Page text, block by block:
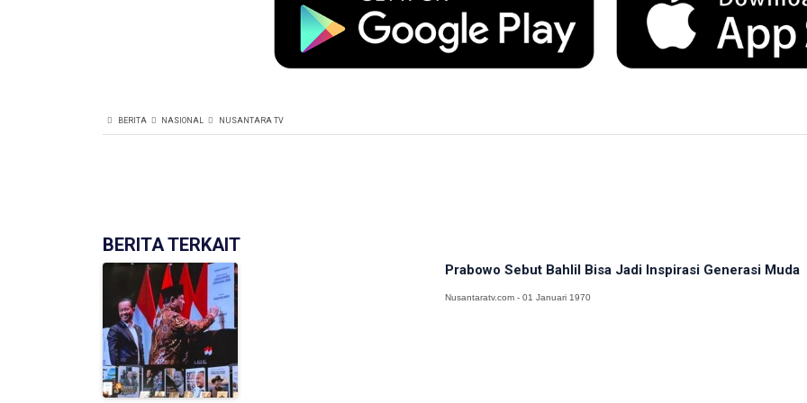
BERITA NASIONAL NUSANTARA TV
BERITA TERKAIT
Prabowo Sebut Bahlil Bisa Jadi Inspirasi Generasi Muda
Nusantaratv.com - 01 Januari 1970